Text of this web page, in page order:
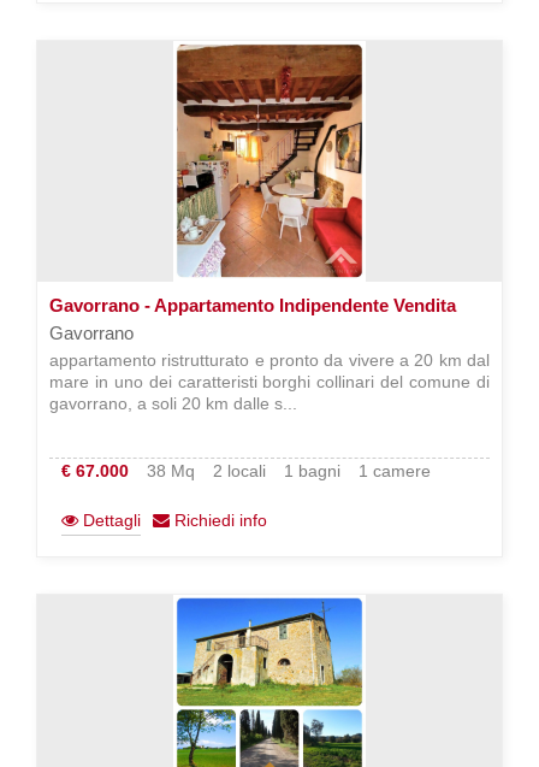
Gavorrano - Appartamento Indipendente Vendita
Gavorrano
appartamento ristrutturato e pronto da vivere a 20 km dal
mare in uno dei caratteristi borghi collinari del comune di
gavorrano, a soli 20 km dalle s...
€ 67.000 38 Mq 2 locali 1 bagni 1 camere
Dettagli Richiedi info